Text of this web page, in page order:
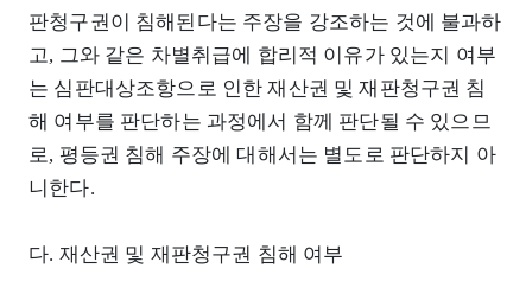
판청구권이 침해된다는 주장을 강조하는 것에 불과하
고, 그와 같은 차별취급에 합리적 이유가 있는지 여부
는 심판대상조항으로 인한 재산권 및 재판청구권 침
해 여부를 판단하는 과정에서 함께 판단될 수 있으므
로, 평등권 침해 주장에 대해서는 별도로 판단하지 아
니한다.
다. 재산권 및 재판청구권 침해 여부